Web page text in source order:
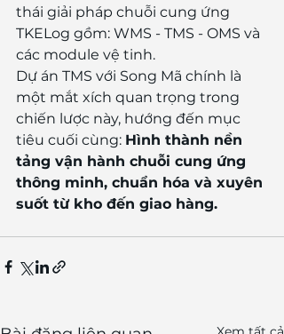
thái giải pháp chuỗi cung ứng
TKELog gồm: WMS - TMS - OMS và
các module vệ tinh.
Dự án TMS với Song Mã chính là
một mắt xích quan trọng trong
chiến lược này, hướng đến mục
tiêu cuối cùng: Hình thành nền
tảng vận hành chuỗi cung ứng
thông minh, chuẩn hóa và xuyên
suốt từ kho đến giao hàng.